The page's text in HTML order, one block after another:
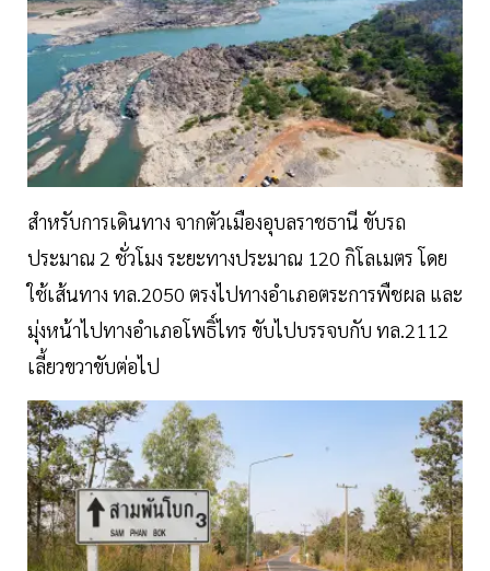
สำหรับการเดินทาง จากตัวเมืองอุบลราชธานี ขับรถ
ประมาณ 2 ชั่วโมง ระยะทางประมาณ 120 กิโลเมตร โดย
ใช้เส้นทาง ทล.2050 ตรงไปทางอำเภอตระการพืชผล และ
มุ่งหน้าไปทางอำเภอโพธิ์ไทร ขับไปบรรจบกับ ทล.2112
เลี้ยวขวาขับต่อไป